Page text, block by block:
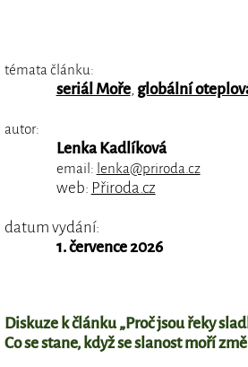
témata článku:
seriál Moře, globální
autor:
Lenka Kadlíková
email: lenka@priroda.cz
web: Přiroda.cz
datum vydání:
1. července 2026
Diskuze k článku „Proč jsou řeky
Co se stane, když se slanost moří